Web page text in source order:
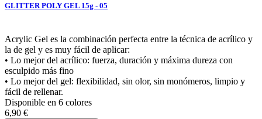
GLITTER POLY GEL 15g - 05
Acrylic Gel es la combinación perfecta entre la técnica de acrílico y
la de gel y es muy fácil de aplicar:
• Lo mejor del acrílico: fuerza, duración y máxima dureza con
esculpido más fino
• Lo mejor del gel: flexibilidad, sin olor, sin monómeros, limpio y
fácil de rellenar.
Disponible en 6 colores
6,90 €